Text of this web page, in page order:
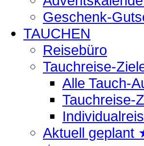
Geschenk-
TAUCHEN
Reisebüro
Tauchreise-
Alle Tauch-
Tauchreise-
Aktuell